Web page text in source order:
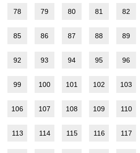
78 79 80 81 82
85 86 87 88 89
92 93 94 95 96
99 100 101 102 103
106 107 108 109 110
113 114 115 116 117